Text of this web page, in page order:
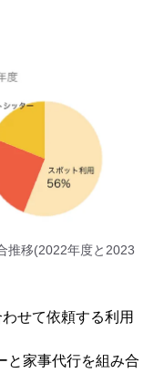
推移(2022年度と2023
せて依頼する利用
と家事代行を組み合